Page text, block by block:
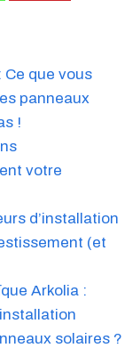
Ce que vous
panneaux
!
votre
d’installation
(et
Arkolia :
solaires ?